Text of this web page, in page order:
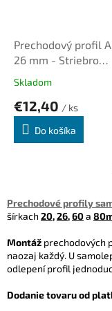
Prechodový profil
26 mm - Striebro
samolepiaci
Skladom
€12,40 / ks
Do košíka
Prechodové profily
šírkach 20,26,60a
Montáž prechodových
naozaj každý. U
odlepení profil
Dodanie tovaru od